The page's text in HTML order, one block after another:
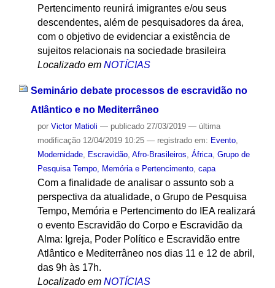
Pertencimento reunirá imigrantes e/ou seus
descendentes, além de pesquisadores da área,
com o objetivo de evidenciar a existência de
sujeitos relacionais na sociedade brasileira
Localizado em NOTÍCIAS
Seminário debate processos de escravidão no
Atlântico e no Mediterrâneo
por Victor Matioli — publicado27/03/2019 — última
modificação12/04/2019 10:25 — registrado em: Evento,
Modernidade, Escravidão, Afro-Brasileiros, África, Grupo de
Pesquisa Tempo, Memória e Pertencimento, capa
Com a finalidade de analisar o assunto sob a
perspectiva da atualidade, o Grupo de Pesquisa
Tempo, Memória e Pertencimento do IEA realizará
o evento Escravidão do Corpo e Escravidão da
Alma: Igreja, Poder Político e Escravidão entre
Atlântico e Mediterrâneo nos dias 11 e 12 de abril,
das 9h às 17h.
Localizado em NOTÍCIAS